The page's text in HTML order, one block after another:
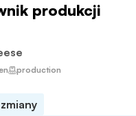
produkcji
production
zmiany